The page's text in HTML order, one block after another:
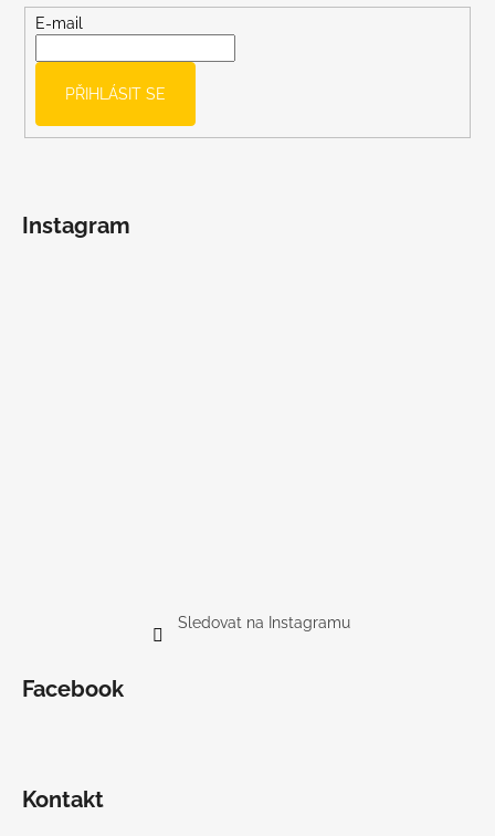
E-mail
PŘIHLÁSIT SE
Instagram
Sledovat na Instagramu
Facebook
Kontakt